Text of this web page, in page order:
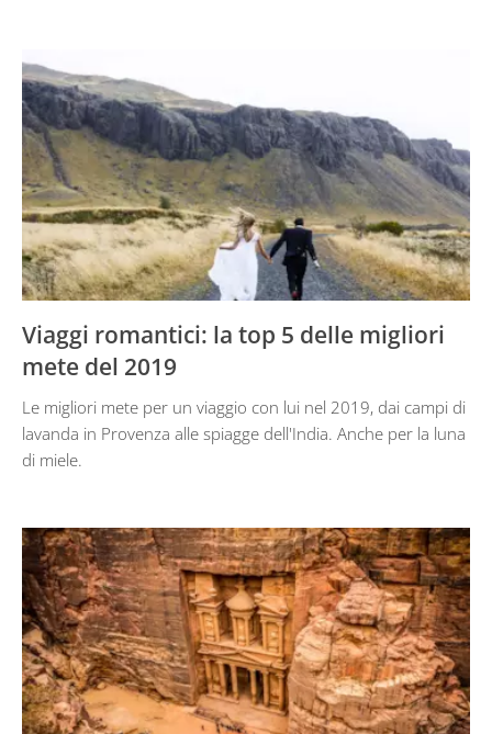
Viaggi romantici: la top 5 delle migliori
mete del 2019
Le migliori mete per un viaggio con lui nel 2019, dai campi di
lavanda in Provenza alle spiagge dell'India. Anche per la luna
di miele.